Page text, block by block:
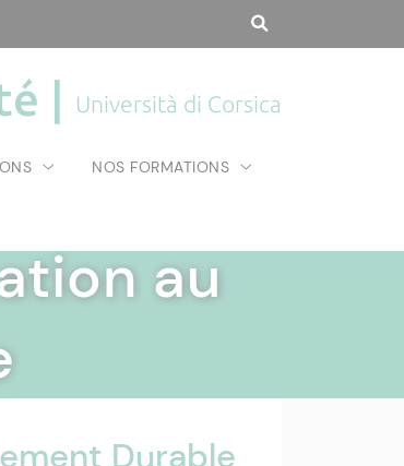
| Università di Corsica
NOS FORMATIONS
au
Durable